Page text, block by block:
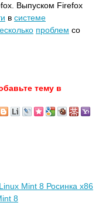
Выпуском Firefox
в системе
проблем со
тему в
Mint 8 Росинка х86
8